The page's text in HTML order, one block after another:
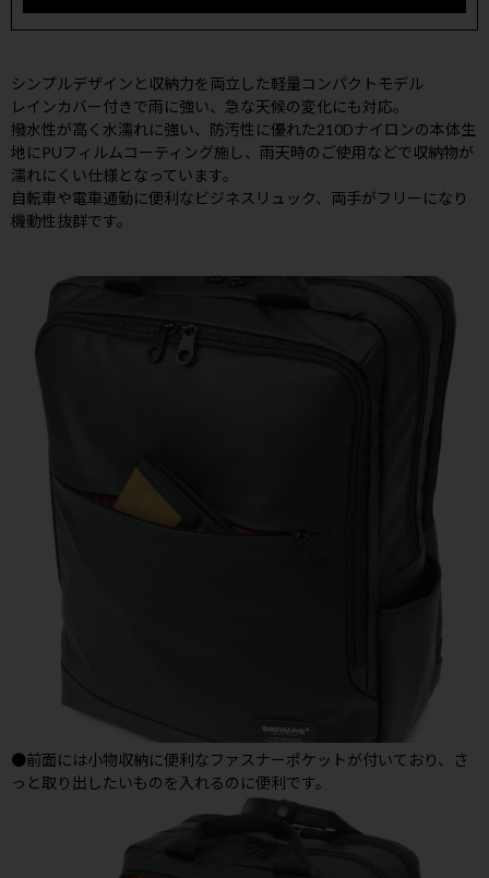
シンプルデザインと収納力を両立した軽量コンパクトモデル
レインカバー付きで雨に強い、急な天候の変化にも対応。
撥水性が高く水濡れに強い、防汚性に優れた210Dナイロンの本体生
地にPUフィルムコーティング施し、雨天時のご使用などで収納物が
濡れにくい仕様となっています。
自転車や電車通勤に便利なビジネスリュック、両手がフリーになり
機動性抜群です。
●前面には小物収納に便利なファスナーポケットが付いており、さ
っと取り出したいものを入れるのに便利です。